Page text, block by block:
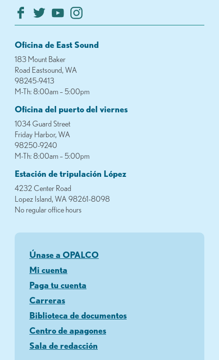
Oficina de East Sound
183 Mount Baker
Road Eastsound, WA
98245-9413
M-Th: 8:00am – 5:00pm
Oficina del puerto del viernes
1034 Guard Street
Friday Harbor, WA
98250-9240
M-Th: 8:00am – 5:00pm
Estación de tripulación López
4232 Center Road
Lopez Island, WA 98261-8098
No regular office hours
Únase a OPALCO
Mi cuenta
Paga tu cuenta
Carreras
Biblioteca de documentos
Centro de apagones
Sala de redacción